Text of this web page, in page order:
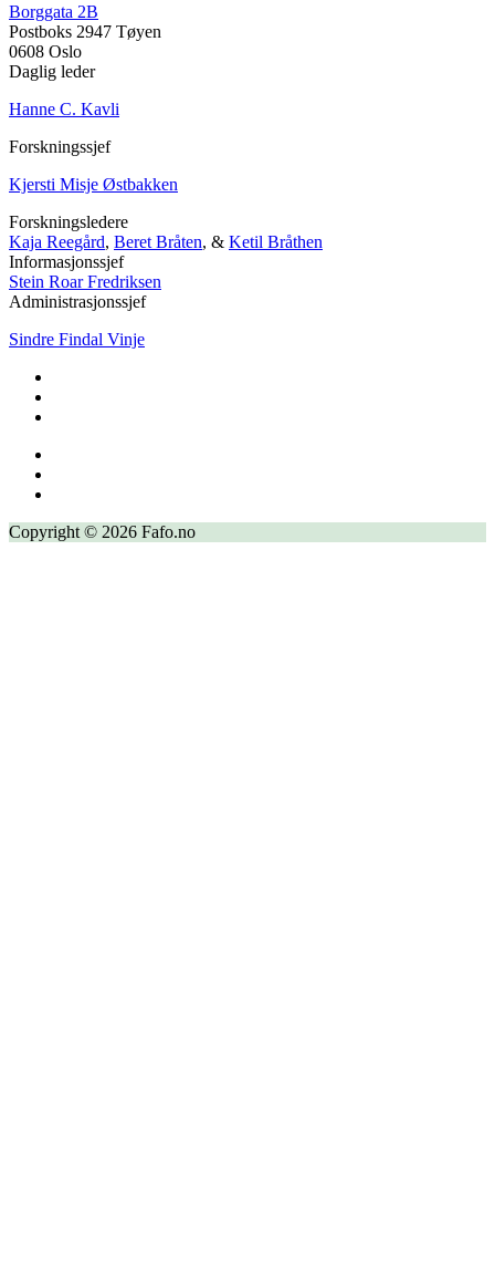
Borggata 2B
Postboks 2947 Tøyen
0608 Oslo
Daglig leder
Hanne C. Kavli
Forskningssjef
Kjersti Misje Østbakken
Forskningsledere
Kaja Reegård, Beret Bråten, & Ketil Bråthen
Informasjonssjef
Stein Roar Fredriksen
Administrasjonssjef
Sindre Findal Vinje
Copyright © 2026 Fafo.no